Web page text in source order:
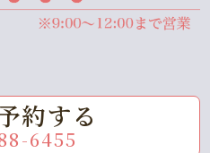
約する
6455